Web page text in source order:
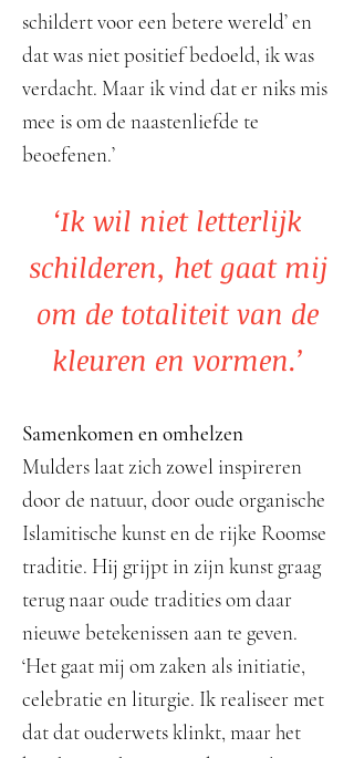
schildert voor een betere wereld’ en
dat was niet positief bedoeld, ik was
verdacht. Maar ik vind dat er niks mis
mee is om de naastenliefde te
beoefenen.’
‘Ik wil niet letterlijk
schilderen, het gaat mij
om de totaliteit van de
kleuren en vormen.’
Samenkomen en omhelzen
Mulders laat zich zowel inspireren
door de natuur, door oude organische
Islamitische kunst en de rijke Roomse
traditie. Hij grijpt in zijn kunst graag
terug naar oude tradities om daar
nieuwe betekenissen aan te geven.
‘Het gaat mij om zaken als initiatie,
celebratie en liturgie. Ik realiseer met
dat dat ouderwets klinkt, maar het